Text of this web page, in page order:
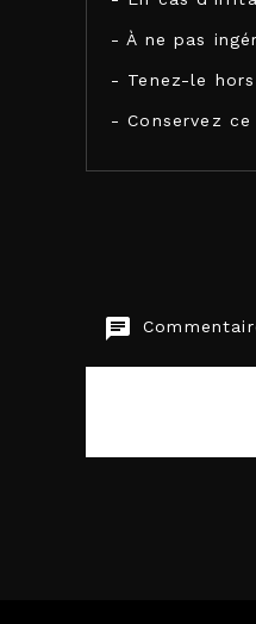
- À ne pas
- Tenez-le
- Conservez